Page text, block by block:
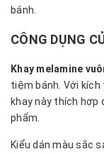
bánh.
CÔNG DỤNG
Khay melamine
tiệm bánh. Với
khay này thích hợp
phẩm.
Kiểu dán màu sắc